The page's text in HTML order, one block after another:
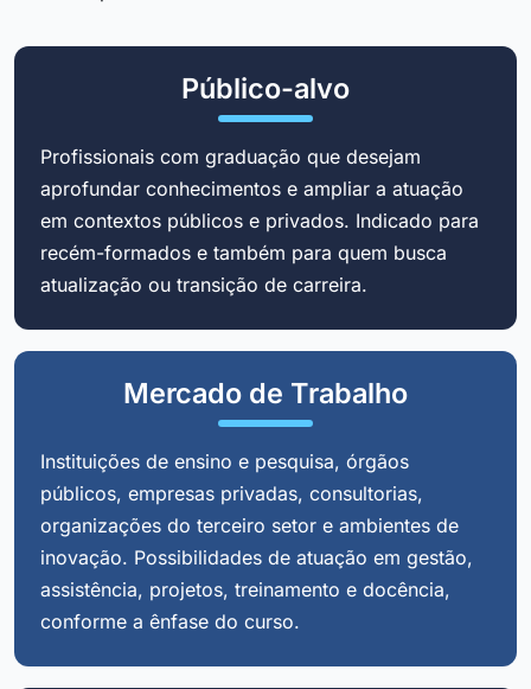
Público-alvo
Profissionais com graduação que desejam
aprofundar conhecimentos e ampliar a atuação
em contextos públicos e privados. Indicado para
recém-formados e também para quem busca
atualização ou transição de carreira.
Mercado de Trabalho
Instituições de ensino e pesquisa, órgãos
públicos, empresas privadas, consultorias,
organizações do terceiro setor e ambientes de
inovação. Possibilidades de atuação em gestão,
assistência, projetos, treinamento e docência,
conforme a ênfase do curso.